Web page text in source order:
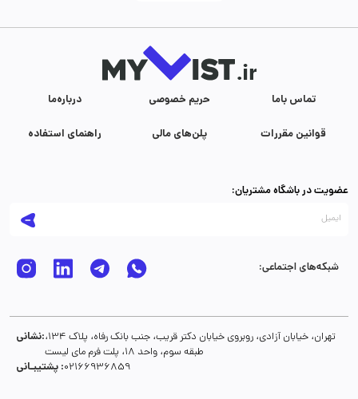
درباره‌ما حریم خصوصی تماس با‌ما
راهنمای استفاده پلن‌های مالی قوانین مقررات
عضویت در باشگاه مشتریان:
شبکه‌های اجتماعی:
نشانی:تهران، خیابان آزادی، روبروی خیابان دکتر قریب، جنب بانک رفاه، پلاک 134،
طبقه سوم، واحد 18، پلت فرم مای لیست
پشتیبـانی :02166936859